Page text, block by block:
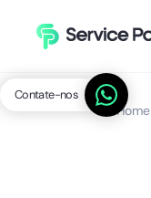
Contate-nos
Home